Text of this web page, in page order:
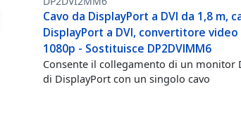
Cavo da DisplayPort a DVI da 1,8 m,
DisplayPort a DVI, convertitore video
1080p - Sostituisce DP2DVIMM6
Consente il collegamento di un monitor
di DisplayPort con un singolo cavo